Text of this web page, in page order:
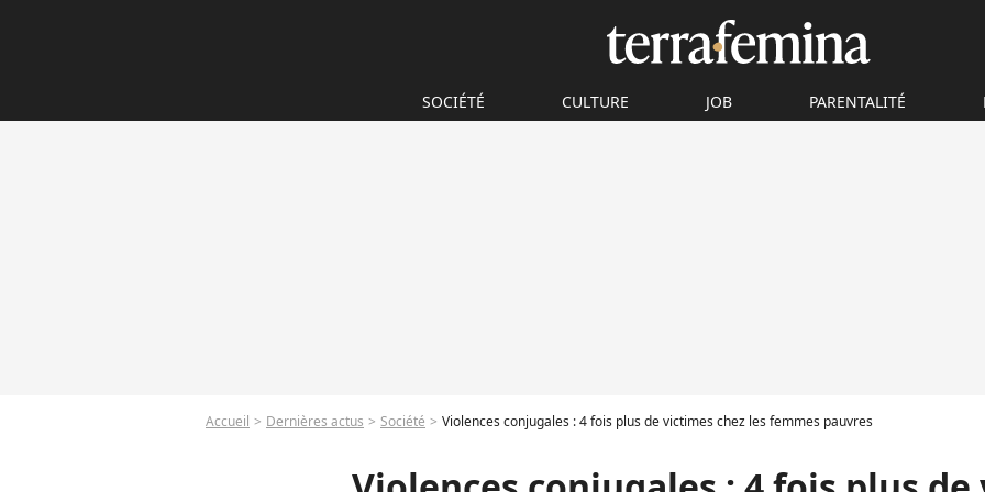
SOCIÉTÉ CULTURE JOB PARENTALITÉ
Accueil Dernières actus Société Violences conjugales : 4 fois plus de victimes chez les femmes pauvres